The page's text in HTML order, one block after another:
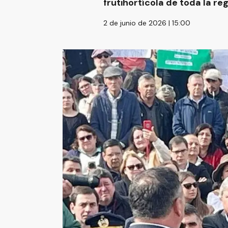
frutihortícola de toda la
2 de junio de 2026 | 15:00